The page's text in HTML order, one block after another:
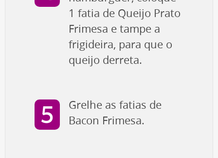
1 fatia de Queijo Prato
Frimesa e tampe a
frigideira, para que o
queijo derreta.
Grelhe as fatias de
Bacon Frimesa.